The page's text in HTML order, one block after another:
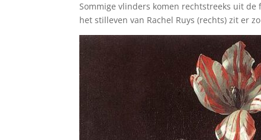
Sommige vlinders komen rechtstreeks uit
het stilleven van Rachel Ruys (rechts) zit er